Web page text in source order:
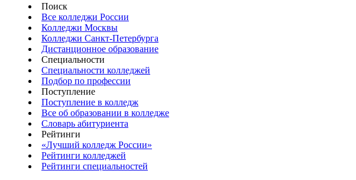
Поиск
Все колледжи России
Колледжи Москвы
Колледжи Санкт-Петербурга
Дистанционное образование
Специальности
Специальности колледжей
Подбор по профессии
Поступление
Поступление в колледж
Все об образовании в колледже
Словарь абитуриента
Рейтинги
«Лучший колледж России»
Рейтинги колледжей
Рейтинги специальностей